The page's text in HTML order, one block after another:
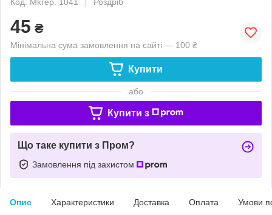
45 ₴
Мінімальна сума замовлення на сайті — 100 ₴
Купити
або
Купити з
Що таке купити з Пром?
Замовлення під захистом
Опис Характеристики Доставка Оплата Умови